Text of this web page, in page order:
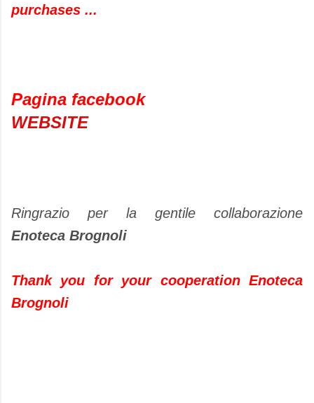
purchases ...
Pagina facebook
WEBSITE
Ringrazio per la gentile collaborazione
Enoteca Brognoli
Thank you for your cooperation Enoteca
Brognoli